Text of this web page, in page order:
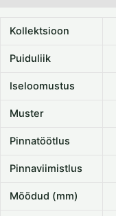
Kollektsioon
Puiduliik
Iseloomustus
Muster
Pinnatöötlus
Pinnaviimistlus
Mõõdud (mm)